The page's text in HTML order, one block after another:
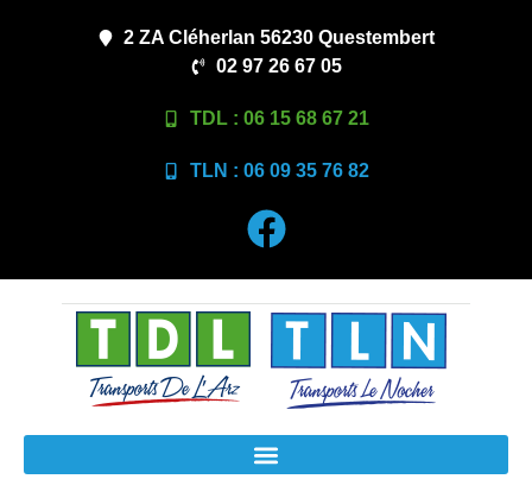
2 ZA Cléherlan 56230 Questembert
02 97 26 67 05
TDL : 06 15 68 67 21
TLN : 06 09 35 76 82